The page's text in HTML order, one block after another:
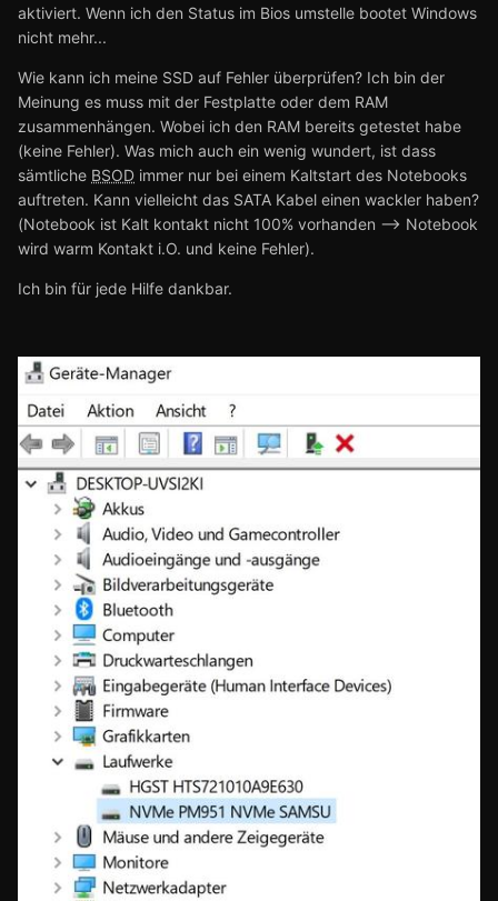
aktiviert. Wenn ich den Status im Bios umstelle bootet Windows
nicht mehr...
Wie kann ich meine SSD auf Fehler überprüfen? Ich bin der
Meinung es muss mit der Festplatte oder dem RAM
zusammenhängen. Wobei ich den RAM bereits getestet habe
(keine Fehler). Was mich auch ein wenig wundert, ist dass
sämtliche BSOD immer nur bei einem Kaltstart des Notebooks
auftreten. Kann vielleicht das SATA Kabel einen wackler haben?
(Notebook ist Kalt kontakt nicht 100% vorhanden --> Notebook
wird warm Kontakt i.O. und keine Fehler).
Ich bin für jede Hilfe dankbar.